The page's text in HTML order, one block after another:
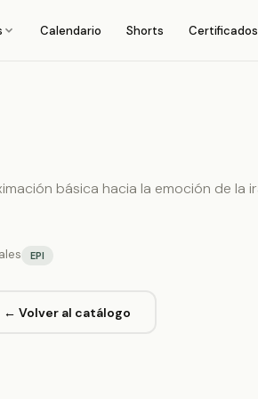
Calendario Shorts Certificados
básica hacia la emoción de
EPI
← Volver al catálogo